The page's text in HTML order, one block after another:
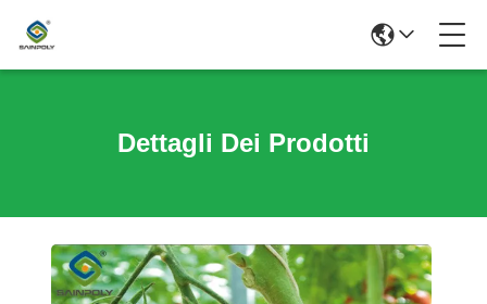
Dettagli Dei Prodotti